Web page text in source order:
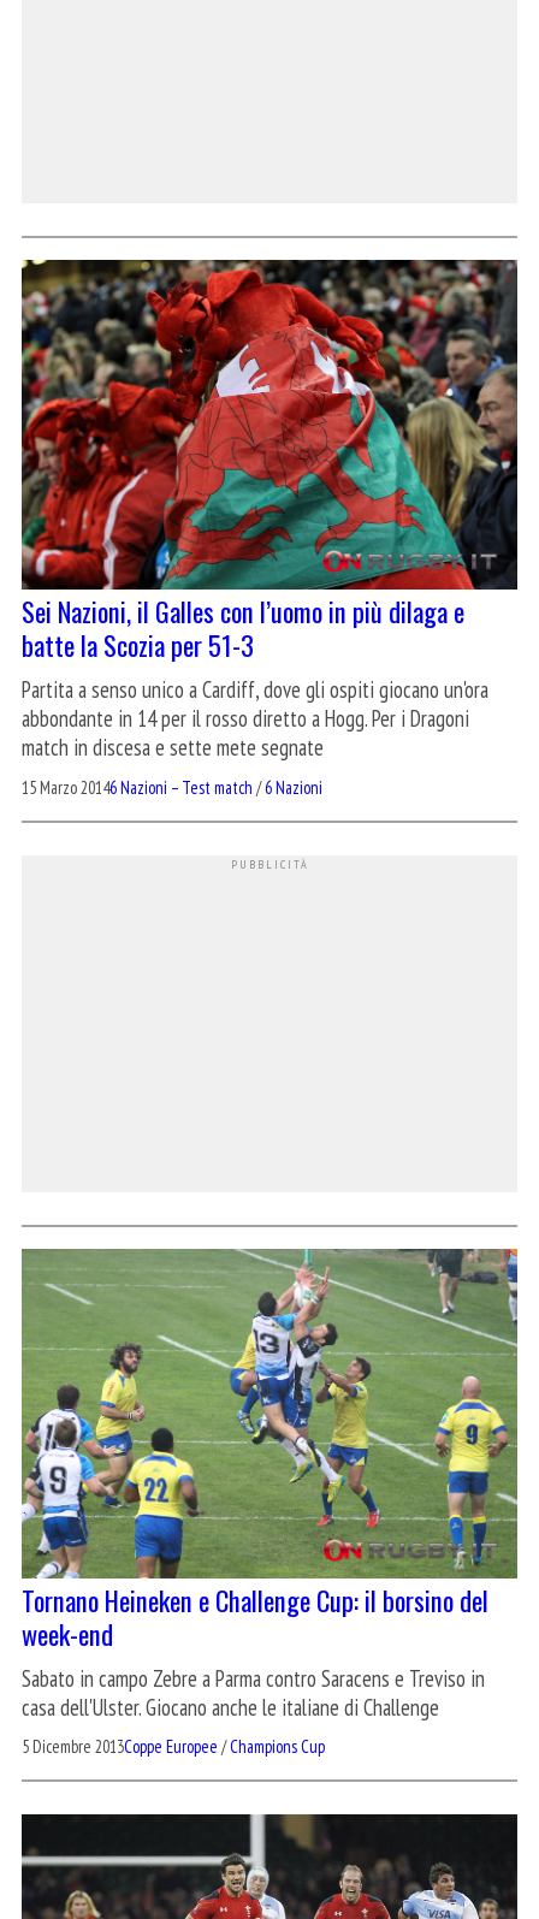
Sei Nazioni, il Galles con l’uomo in più dilaga e
batte la Scozia per 51-3
Partita a senso unico a Cardiff, dove gli ospiti giocano un'ora
abbondante in 14 per il rosso diretto a Hogg. Per i Dragoni
match in discesa e sette mete segnate
15 Marzo 20146 Nazioni – Test match /6 Nazioni
Tornano Heineken e Challenge Cup: il borsino del
week-end
Sabato in campo Zebre a Parma contro Saracens e Treviso in
casa dell'Ulster. Giocano anche le italiane di Challenge
5 Dicembre 2013Coppe Europee /Champions Cup